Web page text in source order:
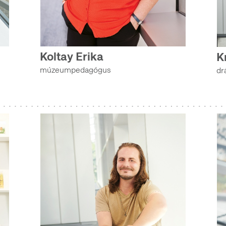
MOZGÓKÉPTÁR (ETNOLÓGIAI ARCHÍVUM)
HANGTÁR (ETNOLÓGIAI ARCHÍVUM)
Koltay Erika
múzeumpedagógus